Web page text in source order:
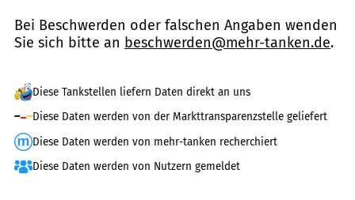
Bei Beschwerden oder falschen Angaben wenden
Sie sich bitte an beschwerden@mehr-tanken.de.
Diese Tankstellen liefern Daten direkt an uns
Diese Daten werden von der Markttransparenzstelle geliefert
Diese Daten werden von mehr-tanken recherchiert
Diese Daten werden von Nutzern gemeldet